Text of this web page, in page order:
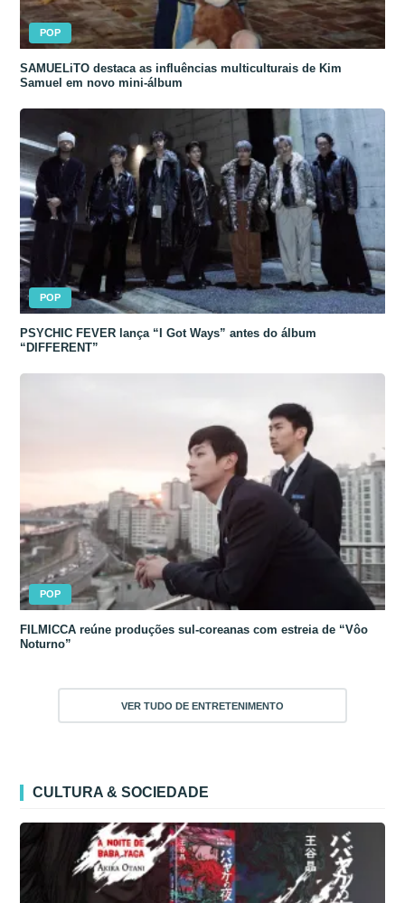
POP
SAMUELiTO destaca as influências multiculturais de Kim
Samuel em novo mini-álbum
POP
PSYCHIC FEVER lança “I Got Ways” antes do álbum
“DIFFERENT”
POP
FILMICCA reúne produções sul-coreanas com estreia de “Vôo
Noturno”
VER TUDO DE ENTRETENIMENTO
CULTURA & SOCIEDADE